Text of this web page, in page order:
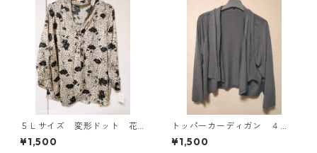
５Ｌサイズ 変形ドット 花
柄 ボウタイブラウス オフ
ホワイト KAE-4765
¥1,500
トッパーカーディガン ４
Ｌ グレー KAE-4814
¥1,500